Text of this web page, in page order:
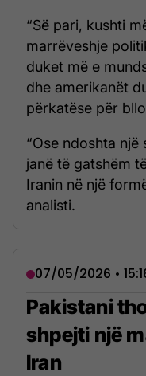
“Së pari, kushti
marrëveshje
duket më e
dhe amerikanët
përkatëse për
“Ose ndoshta një
janë të gatshëm
Iranin në një
analisti.
07/05/2026 •
Pakistani
shpejti një
Iran